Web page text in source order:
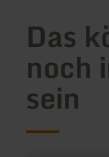
Das
noch
sein